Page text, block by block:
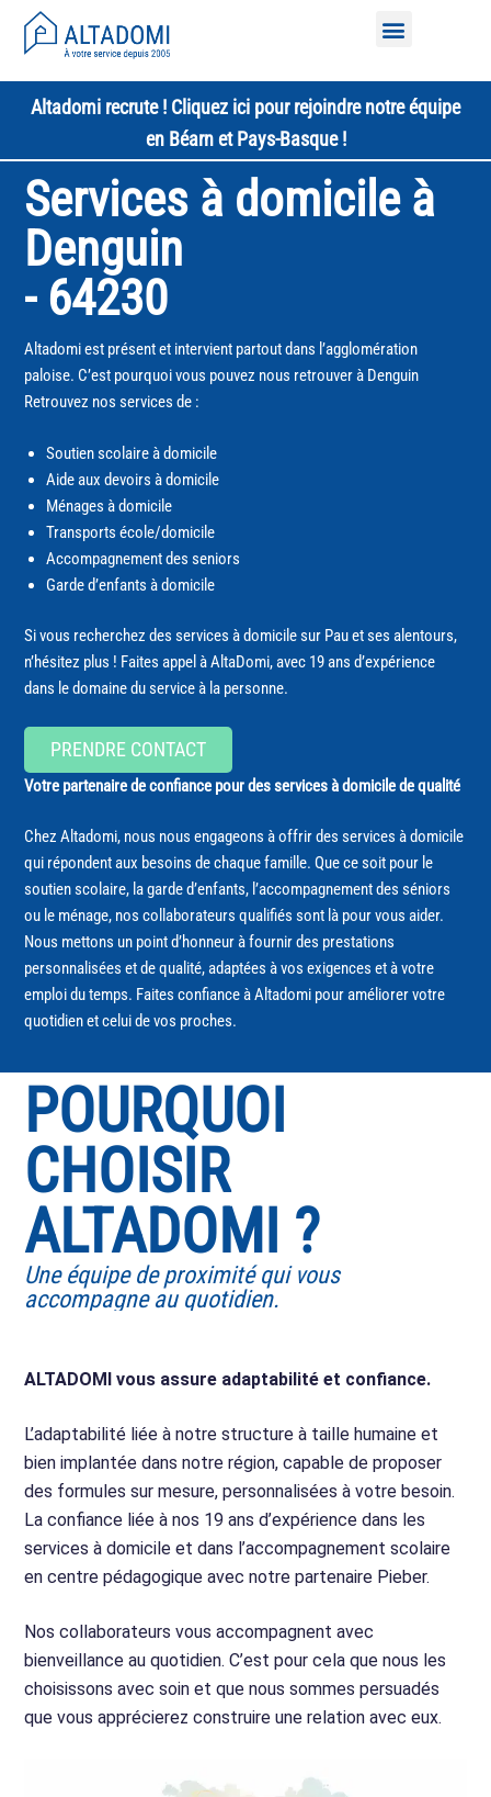
Altadomi recrute ! Cliquez ici pour rejoindre notre équipe
en Béarn et Pays-Basque !
Services à domicile à
Denguin
- 64230
Altadomi est présent et intervient partout dans l’agglomération
paloise. C’est pourquoi vous pouvez nous retrouver à Denguin
Retrouvez nos services de :
Soutien scolaire à domicile
Aide aux devoirs à domicile
Ménages à domicile
Transports école/domicile
Accompagnement des seniors
Garde d’enfants à domicile
Si vous recherchez des services à domicile sur Pau et ses alentours,
n’hésitez plus ! Faites appel à AltaDomi, avec 19 ans d’expérience
dans le domaine du service à la personne.
PRENDRE CONTACT
Votre partenaire de confiance pour des services à domicile de qualité
Chez Altadomi, nous nous engageons à offrir des services à domicile
qui répondent aux besoins de chaque famille. Que ce soit pour le
soutien scolaire, la garde d’enfants, l’accompagnement des séniors
ou le ménage, nos collaborateurs qualifiés sont là pour vous aider.
Nous mettons un point d’honneur à fournir des prestations
personnalisées et de qualité, adaptées à vos exigences et à votre
emploi du temps. Faites confiance à Altadomi pour améliorer votre
quotidien et celui de vos proches.
POURQUOI
CHOISIR
ALTADOMI ?
Une équipe de proximité qui vous
accompagne au quotidien.
ALTADOMI vous assure adaptabilité et confiance.
L’adaptabilité liée à notre structure à taille humaine et
bien implantée dans notre région, capable de proposer
des formules sur mesure, personnalisées à votre besoin.
La confiance liée à nos 19 ans d’expérience dans les
services à domicile et dans l’accompagnement scolaire
en centre pédagogique avec notre partenaire Pieber.
Nos collaborateurs vous accompagnent avec
bienveillance au quotidien. C’est pour cela que nous les
choisissons avec soin et que nous sommes persuadés
que vous apprécierez construire une relation avec eux.